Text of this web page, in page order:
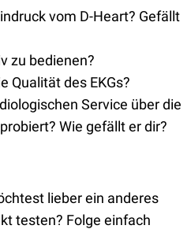
vom D-Heart? Gefällt
zu bedienen?
Qualität des EKGs?
Service über die
Wie gefällt er dir?
lieber ein anderes
testen? Folge einfach